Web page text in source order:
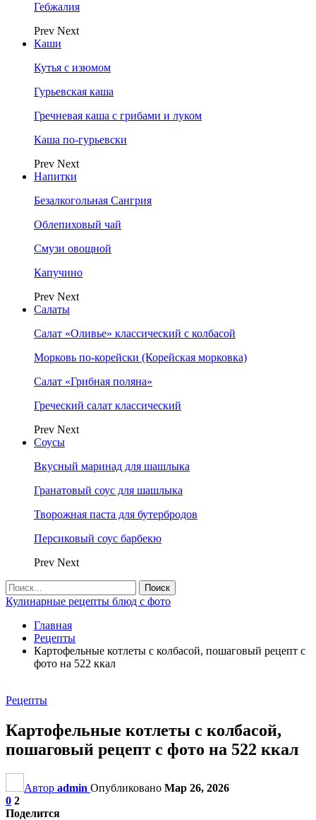
Гебжалия
Prev Next
Каши
Кутья с изюмом
Гурьевская каша
Гречневая каша с грибами и луком
Каша по-гурьевски
Prev Next
Напитки
Безалкогольная Сангрия
Облепиховый чай
Смузи овощной
Капучино
Prev Next
Салаты
Салат «Оливье» классический с колбасой
Морковь по-корейски (Корейская морковка)
Салат «Грибная поляна»
Греческий салат классический
Prev Next
Соусы
Вкусный маринад для шашлыка
Гранатовый соус для шашлыка
Творожная паста для бутербродов
Персиковый соус барбекю
Prev Next
Кулинарные рецепты блюд с фото
Главная
Рецепты
Картофельные котлеты с колбасой, пошаговый рецепт с
фото на 522 ккал
Рецепты
Картофельные котлеты с колбасой,
пошаговый рецепт с фото на 522 ккал
Автор admin Опубликовано Мар 26, 2026
0 2
Поделится